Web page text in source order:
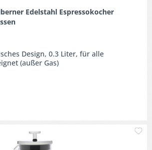
Edelstahl Espressokocher
Design, 0.3 Liter, für alle
(außer Gas)